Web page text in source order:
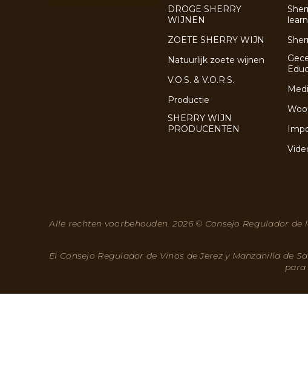
DROGE SHERRY
WIJNEN
ZOETE SHERRY WIJN
Natuurlijk zoete wijnen
V.O.S. & V.O.R.S.
Productie
SHERRY WIJN
PRODUCENTEN
Alle rechten voorbehouden. 2026 © Consejo Regulador de
El Consejo Regulador de Vinos de Jerez y Manzanilla de
para